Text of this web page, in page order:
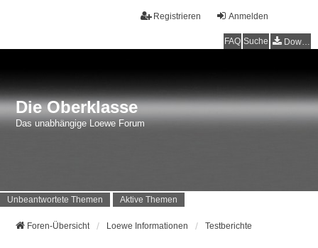
Anmelden
Registrieren
FAQ Suche Downloads
Die Oberklasse
Das unabhängige Loewe Forum
Unbeantwortete Themen Aktive Themen
Foren-Übersicht Loewe Informationen Testberichte